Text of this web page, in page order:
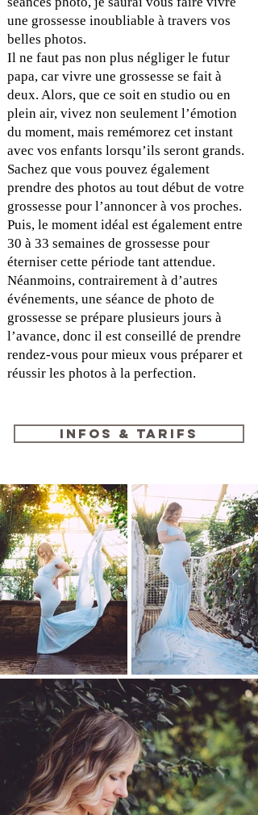
une grossesse inoubliable à travers vos
belles photos.
Il ne faut pas non plus négliger le futur
papa, car vivre une grossesse se fait à
deux. Alors, que ce soit en studio ou en
plein air, vivez non seulement l’émotion
du moment, mais remémorez cet instant
avec vos enfants lorsqu’ils seront grands.
Sachez que vous pouvez également
prendre des photos au tout début de votre
grossesse pour l’annoncer à vos proches.
Puis, le moment idéal est également entre
30 à 33 semaines de grossesse pour
éterniser cette période tant attendue.
Néanmoins, contrairement à d’autres
événements, une séance de photo de
grossesse se prépare plusieurs jours à
l’avance, donc il est conseillé de prendre
rendez-vous pour mieux vous préparer et
réussir les photos à la perfection.
Infos & Tarifs